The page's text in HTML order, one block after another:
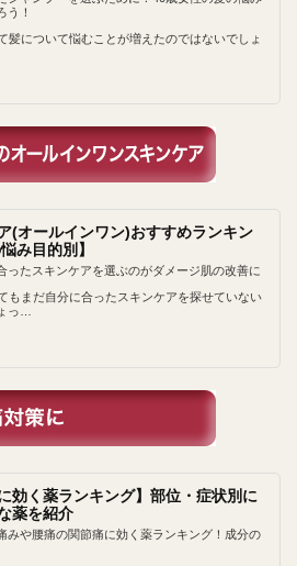
う！
髪について悩むことが増えたのではないでしょ
(オールインワン)おすすめランキン
み目的別】
ったスキンケアを選ぶのがダメージ肌の改善に
もまだ自分に合ったスキンケアを探せていない
っ…
効く薬ランキング】部位・症状別に
薬を紹介
みや腰痛の関節痛に効く薬ランキング！成分の